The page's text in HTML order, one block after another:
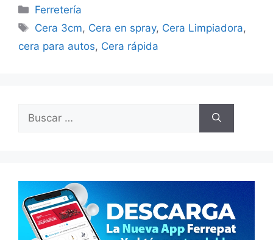
Categorías
Ferretería
Etiquetas
Cera 3cm, Cera en spray, Cera Limpiadora,
cera para autos, Cera rápida